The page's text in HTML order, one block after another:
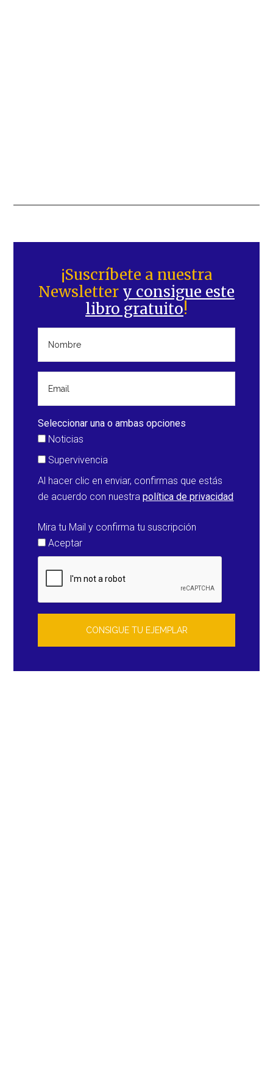
lateral
principal
¡Suscríbete a nuestra
Newsletter y consigue este
libro gratuito!
Seleccionar una o ambas opciones
Noticias
Supervivencia
Al hacer clic en enviar, confirmas que estás
de acuerdo con nuestrapolítica de privacidad
Mira tu Mail y confirma tu suscripción
Aceptar